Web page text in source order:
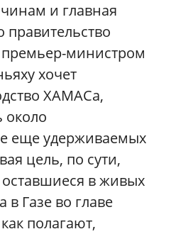
и главная
правительство
премьер-министром
хочет
ХАМАСа,
около
еще удерживаемых
цель, по сути,
в живых
Газе во главе
полагают,